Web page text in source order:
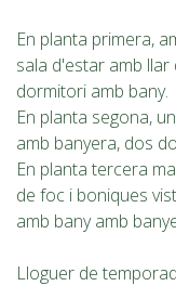
En planta primera,
sala d'estar amb
dormitori amb bany.
En planta segona,
amb banyera, dos
En planta tercera
de foc i boniques
amb bany amb
Lloguer de